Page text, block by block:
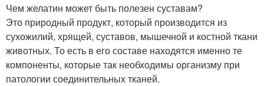
Чем желатин может быть полезен суставам?
Это природный продукт, который производится из
сухожилий, хрящей, суставов, мышечной и костной ткани
животных. То есть в его составе находятся именно те
компоненты, которые так необходимы организму при
патологии соединительных тканей.